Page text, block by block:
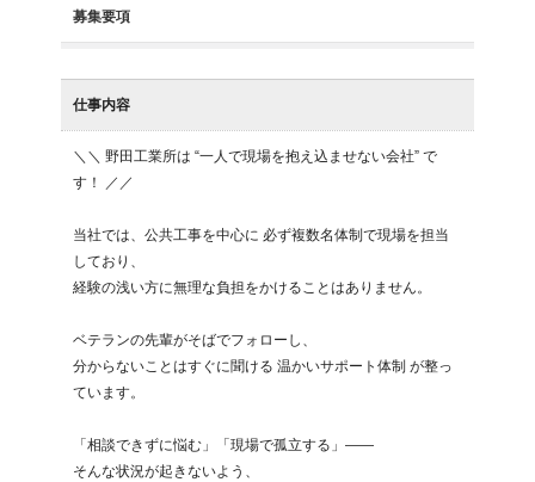
募集要項
仕事内容
＼＼ 野田工業所は “一人で現場を抱え込ませない会社” で
す！ ／／
当社では、公共工事を中心に 必ず複数名体制で現場を担当
しており、
経験の浅い方に無理な負担をかけることはありません。
ベテランの先輩がそばでフォローし、
分からないことはすぐに聞ける 温かいサポート体制 が整っ
ています。
「相談できずに悩む」「現場で孤立する」——
そんな状況が起きないよう、